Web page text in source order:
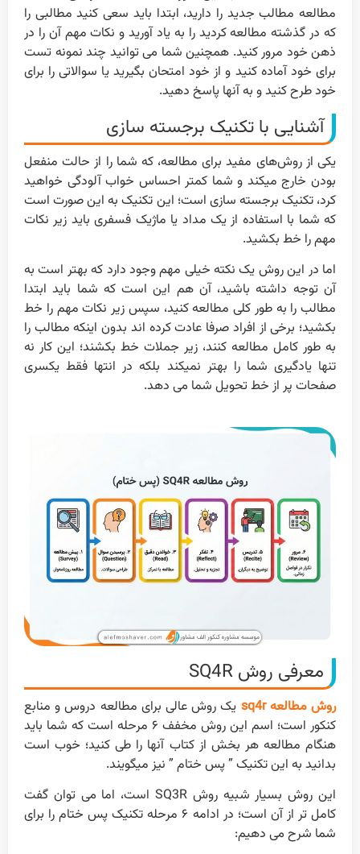
مطالعه مطالب جدید را دارید، ابتدا باید سعی کنید مطالبی را
که در گذشته مطالعه کردید را به یاد آورید و نکات مهم آن را در
ذهن خود مرور کنید. همچنین شما می توانید چند نمونه تست
برای خود آماده کنید و از خود امتحان بگیرید یا سوالاتی را برای
خود طرح کنید و به آنها پاسخ دهید.
آشنایی با تکنیک برجسته سازی
یکی از روش‌های مفید برای مطالعه، که شما را از حالت منفعل
بودن خارج میکند و شما کمتر احساس خواب آلودگی خواهید
کرد، تکنیک برجسته سازی است؛ این تکنیک به این صورت است
که شما با استفاده از یک مداد یا ماژیک فسفری باید زیر نکات
مهم را خط بکشید.
اما در این روش یک نکته خیلی مهم وجود دارد که بهتر است به
آن توجه داشته باشید، آن هم این است که شما باید ابتدا
مطالب را به طور کلی مطالعه کنید، سپس زیر نکات مهم را خط
بکشید؛ برخی از افراد صرفا عادت کرده اند بدون اینکه مطالب را
به طور کامل مطالعه کنند، زیر جملات خط بکشند؛ این کار نه
تنها یادگیری شما را بهتر نمیکند بلکه در انتها فقط یکسری
صفحات پر از خط تحویل شما می دهد.
معرفی روش SQ4R
روش مطالعه sq4r
یک روش عالی برای مطالعه دروس و منابع
کنکور است؛ اسم این روش مخفف ۶ مرحله است که شما باید
هنگام مطالعه هر بخش از کتاب آنها را طی کنید؛ خوب است
بدانید به این تکنیک ” پس ختام ” نیز میگویند.
این روش بسیار شبیه روش SQ3R است، اما می توان گفت
کامل تر از آن است؛ در ادامه ۶ مرحله تکنیک پس ختام را برای
شما شرح می دهیم: